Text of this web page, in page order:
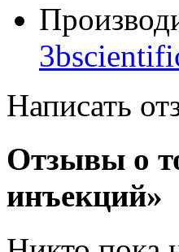
Написать
Отзывы о
инъекций»